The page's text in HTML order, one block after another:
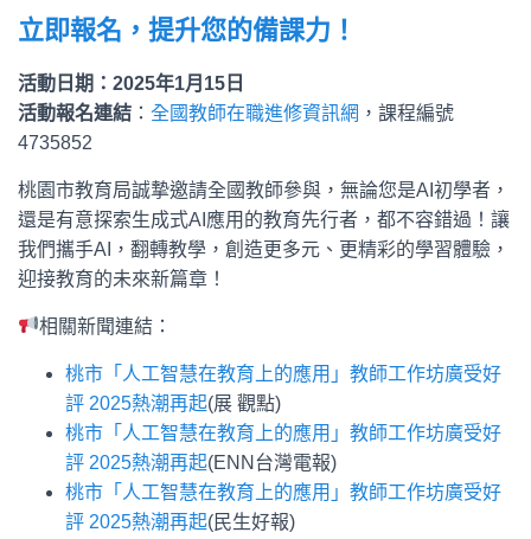
立即報名，提升您的備課力！
活動日期：2025年1月15日
活動報名連結 ： 全國教師在職進修資訊網 ，課程編號
4735852
桃園市教育局誠摯邀請全國教師參與，無論您是AI初學者，
還是有意探索生成式AI應用的教育先行者，都不容錯過！讓
我們攜手AI，翻轉教學，創造更多元、更精彩的學習體驗，
迎接教育的未來新篇章！
相關新聞連結：
桃市「人工智慧在教育上的應用」教師工作坊廣受好
評 2025熱潮再起(展 觀點)
桃市「人工智慧在教育上的應用」教師工作坊廣受好
評 2025熱潮再起(ENN台灣電報)
桃市「人工智慧在教育上的應用」教師工作坊廣受好
評 2025熱潮再起(民生好報)